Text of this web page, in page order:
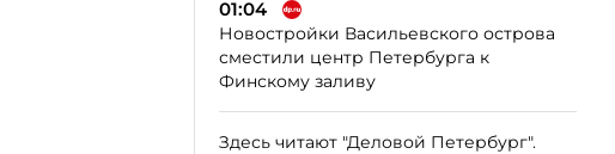
01:04
Новостройки Васильевского острова
сместили центр Петербурга к
Финскому заливу
Здесь читают "Деловой Петербург".